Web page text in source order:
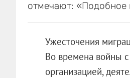
отмечают: «Подобное
Ужесточения
Во времена войны
организацией,